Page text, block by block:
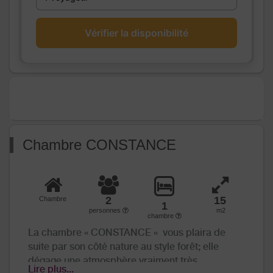
votre séjour exceptionnel !
Media
Ventilateur
Chauffage /
Chauffage
Vérifier la disponibilité
Chambre CONSTANCE
Chambre 2
personnes 1
chambre
15
m2
La chambre « CONSTANCE « vous plaira de
suite par son côté nature au style forêt; elle
dégage une atmosphère vraiment très
Lire plus...